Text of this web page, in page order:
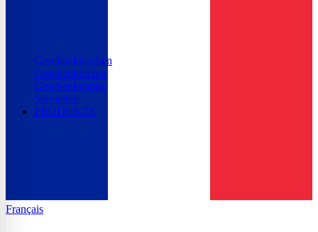
Geschenktaschen
Geschenkboxen
Geschenkpapier
Servietten
PRODUKTE
Français